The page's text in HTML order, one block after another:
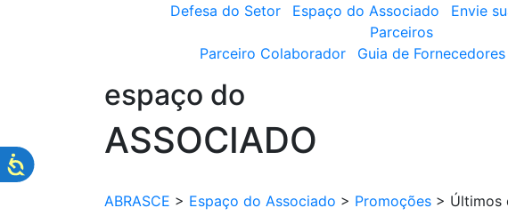
Defesa do Setor
Espaço do Associado Envie
Parceiros
Parceiro Colaborador
Guia de Fornecedores
espaço do
ASSOCIADO
ABRASCE > Espaço do Associado > Promoções > Últimos